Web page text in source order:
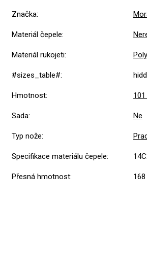
Značka:
Materiál čepele:
Materiál rukojeti:
#sizes_table#:
Hmotnost:
Sada: Ne
Typ nože:
Specifikace materiálu čepele:
Přesná hmotnost: 168